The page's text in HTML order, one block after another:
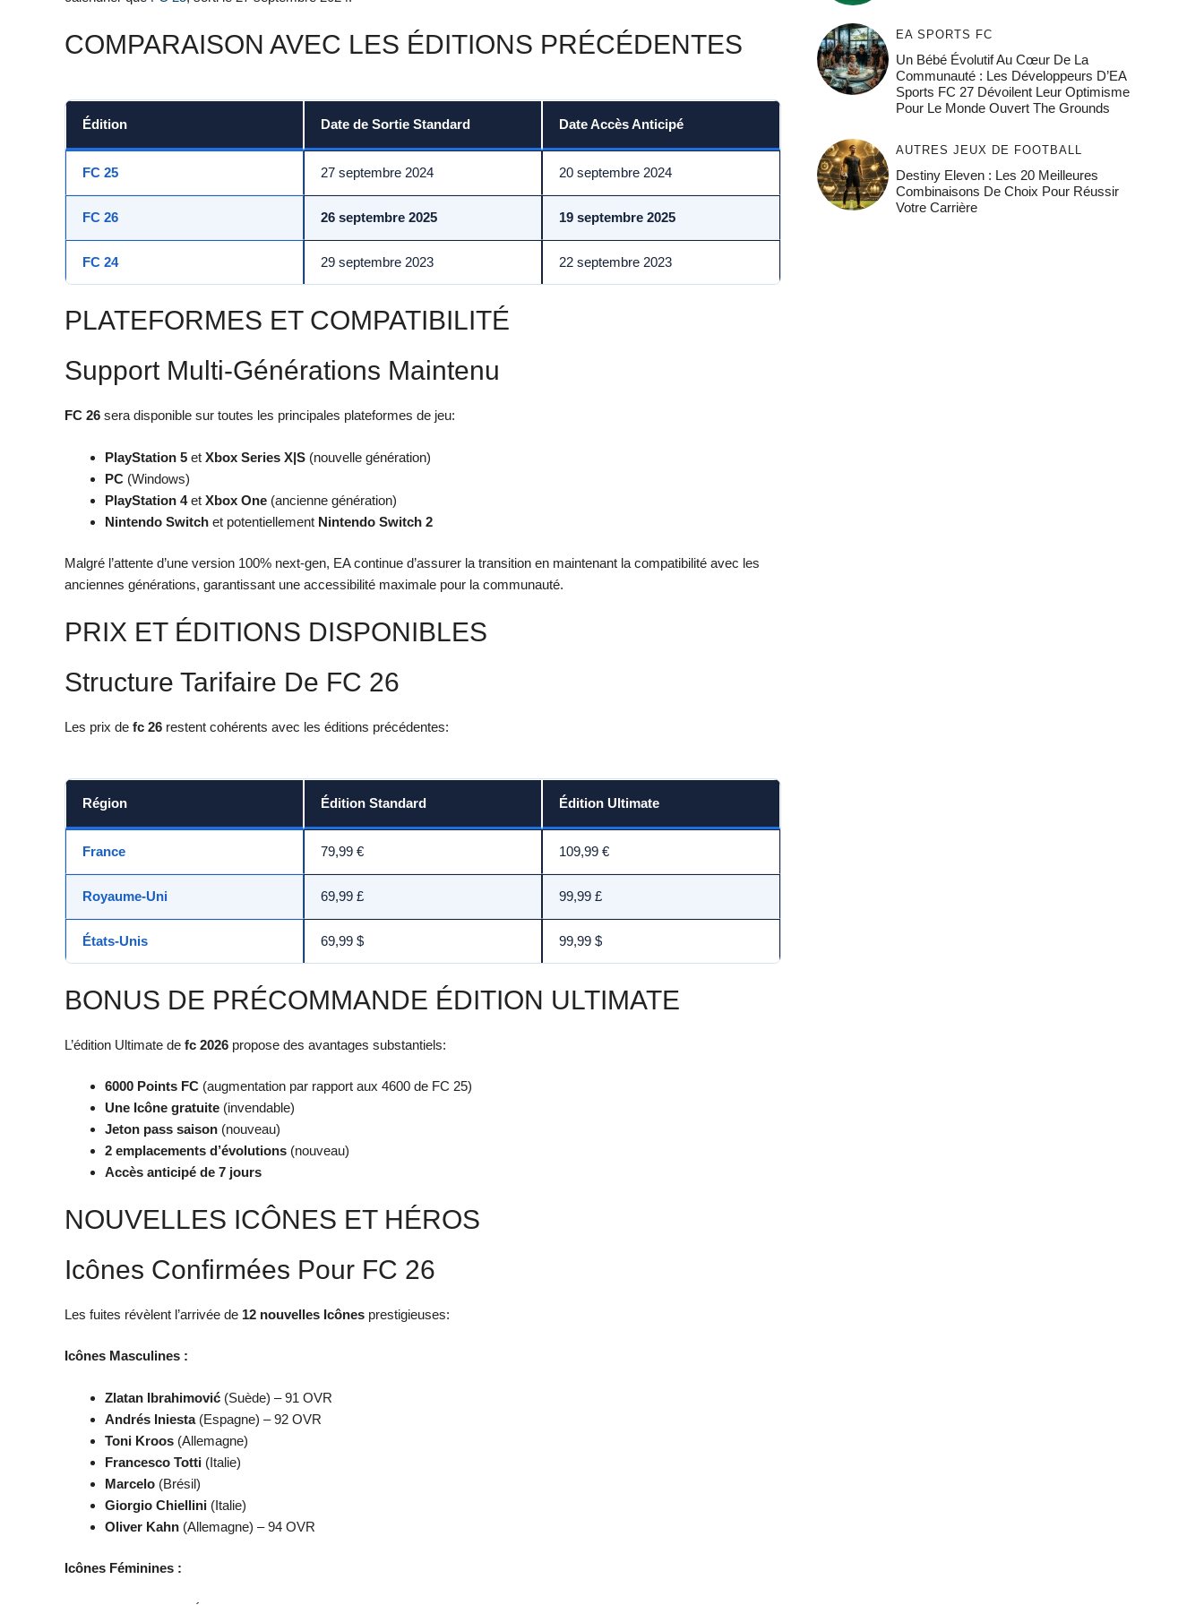
COMPARAISON AVEC LES ÉDITIONS PRÉCÉDENTES
Édition Date de Sortie Standard Date Accès Anticipé
FC 25 27 septembre 2024 20 septembre 2024
FC 26 26 septembre 2025 19 septembre 2025
FC 24 29 septembre 2023 22 septembre 2023
PLATEFORMES ET COMPATIBILITÉ
Support Multi-Générations Maintenu
FC 26 sera disponible sur toutes les principales plateformes de jeu:
PlayStation 5 et Xbox Series X|S (nouvelle génération)
PC (Windows)
PlayStation 4et Xbox One (ancienne génération)
Nintendo Switch et potentiellement Nintendo Switch 2
Malgré l’attente d’une version 100% next-gen, EA continue d’assurer la transition en maintenant la compatibilité avec les
anciennes générations, garantissant une accessibilité maximale pour la communauté.
PRIX ET ÉDITIONS DISPONIBLES
Structure Tarifaire De FC 26
Les prix de fc 26 restent cohérents avec les éditions précédentes:
Région Édition Standard Édition Ultimate
France 79,99 € 109,99 €
Royaume-Uni 69,99 £ 99,99 £
États-Unis 69,99 $ 99,99 $
BONUS DE PRÉCOMMANDE ÉDITION ULTIMATE
L’édition Ultimate de fc 2026 propose des avantages substantiels:
6000 Points FC (augmentation par rapport aux 4600 de FC 25)
Une Icône gratuite (invendable)
Jeton pass saison (nouveau)
2 emplacements d’évolutions (nouveau)
Accès anticipé de 7 jours
NOUVELLES ICÔNES ET HÉROS
Icônes Confirmées Pour FC 26
Les fuites révèlent l’arrivée de 12 nouvelles Icônes prestigieuses:
Icônes Masculines :
Zlatan Ibrahimović (Suède) – 91 OVR
Andrés Iniesta(Espagne) – 92 OVR
Toni Kroos (Allemagne)
Francesco Totti (Italie)
Marcelo (Brésil)
Giorgio Chiellini (Italie)
Oliver Kahn (Allemagne) – 94 OVR
Icônes Féminines :
EA SPORTS FC
Un Bébé Évolutif Au Cœur De La
Communauté : Les Développeurs D’EA
Sports FC 27 Dévoilent Leur Optimisme
Pour Le Monde Ouvert The Grounds
AUTRES JEUX DE FOOTBALL
Destiny Eleven : Les 20 Meilleures
Combinaisons De Choix Pour Réussir
Votre Carrière